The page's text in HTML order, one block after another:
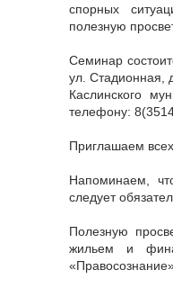
спорных
полезную
Семинар
ул. Стадионная,
Каслинского
телефону:
Приглашаем
Напоминаем,
следует
Полезную
жильем и